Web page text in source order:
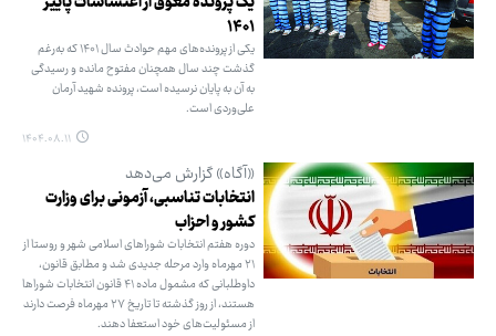
۱۴۰۱
یکی از پرونده‌های مهم حوادث سال ۱۴۰۱ که به‌رغم
گذشت چند سال همچنان مفتوح مانده و رسیدگی
به آن به پایان نرسیده است، پرونده شهید آرمان
علی‌وردی است.
۱۴۰۴.۰۸.۱۱
«آگاه» گزارش می‌دهد
انتخابات تناسبی، آزمونی برای وزارت
کشور و احزاب
دوره هفتم انتخابات شوراهای اسلامی شهر و روستا از
۲۱ مهرماه وارد مرحله جدیدی شد و مطابق قانون،
داوطلبانی که مشمول ماده ۴۱ قانون انتخابات شوراها
هستند، از روز گذشته تا تاریخ ۲۷ مهرماه فرصت دارند
از مسئولیت‌های خود استعفا دهند.